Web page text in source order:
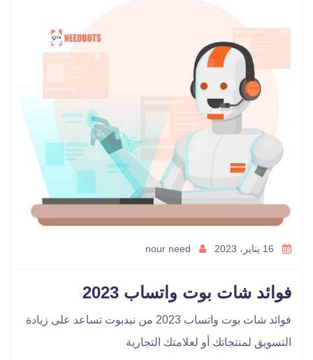
16 يناير، 2023
فوائد شات بوت واتساب 2023
فوائد شات بوت واتساب 2023 من نيدبوت تساعد على زيادة
التسويق لمنتجاتك أو لعلامتك التجارية